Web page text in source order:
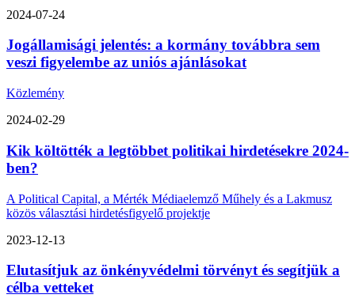
2024-07-24
Jogállamisági jelentés: a kormány továbbra sem
veszi figyelembe az uniós ajánlásokat
Közlemény
2024-02-29
Kik költötték a legtöbbet politikai hirdetésekre 2024-
ben?
A Political Capital, a Mérték Médiaelemző Műhely és a Lakmusz
közös választási hirdetésfigyelő projektje
2023-12-13
Elutasítjuk az önkényvédelmi törvényt és segítjük a
célba vetteket